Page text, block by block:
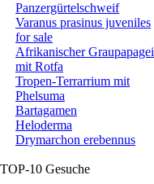
Panzergürtelschweif
Varanus prasinus juveniles
for sale
Afrikanischer Graupapagei
mit Rotfa
Tropen-Terrarrium mit
Phelsuma
Bartagamen
Heloderma
Drymarchon erebennus
TOP-10 Gesuche